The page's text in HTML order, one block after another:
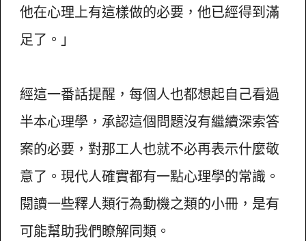
他在心理上有這樣做的必要，他已經得到滿
足了。」
經這一番話提醒，每個人也都想起自己看過
半本心理學，承認這個問題沒有繼續深索答
案的必要，對那工人也就不必再表示什麼敬
意了。現代人確實都有一點心理學的常識。
閱讀一些釋人類行為動機之類的小冊，是有
可能幫助我們瞭解同類。